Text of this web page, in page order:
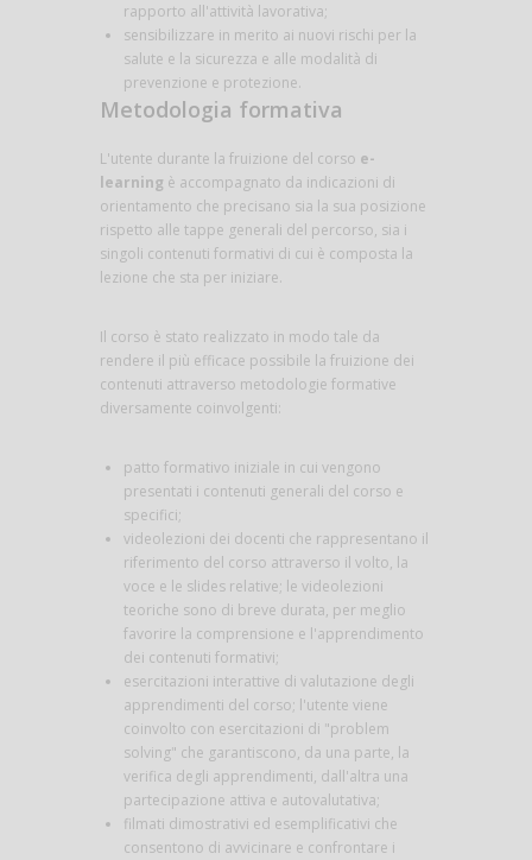
rapporto all'attività lavorativa;
sensibilizzare in merito ai nuovi rischi per la
salute e la sicurezza e alle modalità di
prevenzione e protezione.
Metodologia formativa
L'utente durante la fruizione del corso e-
learning è accompagnato da indicazioni di
orientamento che precisano sia la sua posizione
rispetto alle tappe generali del percorso, sia i
singoli contenuti formativi di cui è composta la
lezione che sta per iniziare.
Il corso è stato realizzato in modo tale da
rendere il più efficace possibile la fruizione dei
contenuti attraverso metodologie formative
diversamente coinvolgenti:
patto formativo iniziale in cui vengono
presentati i contenuti generali del corso e
specifici;
videolezioni dei docenti che rappresentano il
riferimento del corso attraverso il volto, la
voce e le slides relative; le videolezioni
teoriche sono di breve durata, per meglio
favorire la comprensione e l'apprendimento
dei contenuti formativi;
esercitazioni interattive di valutazione degli
apprendimenti del corso; l'utente viene
coinvolto con esercitazioni di "problem
solving" che garantiscono, da una parte, la
verifica degli apprendimenti, dall'altra una
partecipazione attiva e autovalutativa;
filmati dimostrativi ed esemplificativi che
consentono di avvicinare e confrontare i